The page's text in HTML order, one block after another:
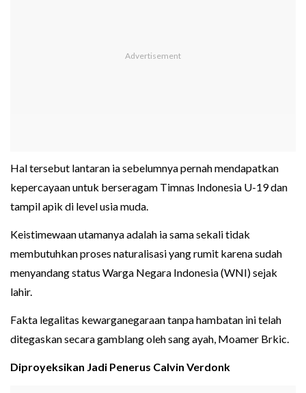
Hal tersebut lantaran ia sebelumnya pernah mendapatkan
kepercayaan untuk berseragam Timnas Indonesia U-19 dan
tampil apik di level usia muda.
Keistimewaan utamanya adalah ia sama sekali tidak
membutuhkan proses naturalisasi yang rumit karena sudah
menyandang status Warga Negara Indonesia (WNI) sejak
lahir.
Fakta legalitas kewarganegaraan tanpa hambatan ini telah
ditegaskan secara gamblang oleh sang ayah, Moamer Brkic.
Diproyeksikan Jadi Penerus Calvin Verdonk